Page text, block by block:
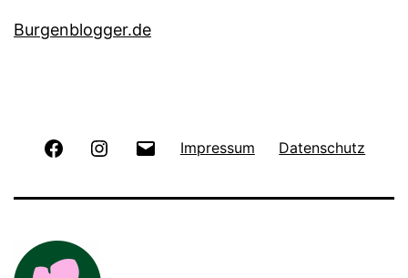
Burgenblogger.de
FacebookInstagram Impressum Datenschutz